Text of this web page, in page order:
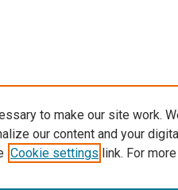
to make our site work.
our content and your
Cookie settings link. For